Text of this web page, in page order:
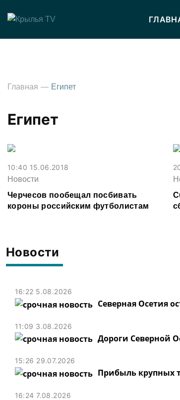
Новости
16:22 5.08.2026
Северная Осетия
11:09 3.08.2026
Дороги Северной
15:26 29.07.2026
Прибыль крупных
16:24 7.08.2026
Главная Египет
Египет
10:40 15.06.2018
Новости
Черчесов пообещал посбивать
короны российским футболистам